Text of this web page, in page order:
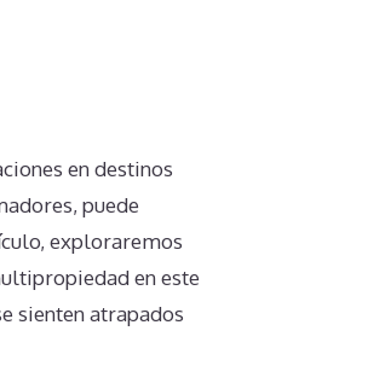
en destinos
puede
exploraremos
en este
sienten atrapados